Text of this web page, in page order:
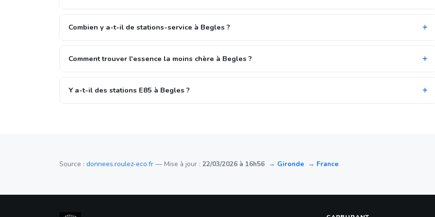
Combien y a-t-il de stations-service à Begles ?
Comment trouver l'essence la moins chère à Begles ?
Y a-t-il des stations E85 à Begles ?
Source : donnees.roulez-eco.fr — Mise à jour : 22/03/2026 à 16h56 → Gironde → France